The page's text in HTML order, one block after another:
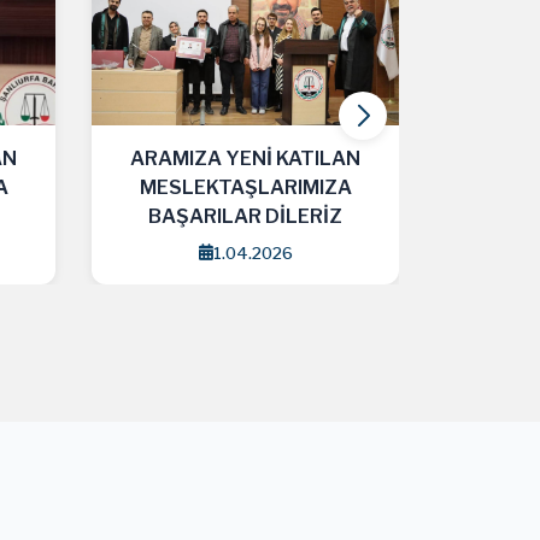
ARAMIZA YENİ KATILAN
MESLEKTAŞLARIMIZA
BAŞARILAR DİLERİZ
25.03.2026